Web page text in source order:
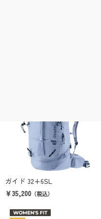
ガイド 32+6SL
￥35,200 （税込）